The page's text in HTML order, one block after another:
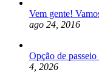
Vem gente!
ago 24, 2016
Opção de
4, 2026